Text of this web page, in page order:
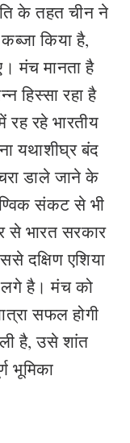
के तहत चीन ने
किया है,
मंच मानता है
हिस्सा रहा है
रहे भारतीय
यथाशीघ्र बंद
डाले जाने के
संकट से भी
से भारत सरकार
दक्षिण एशिया
है। मंच को
सफल होगी
है, उसे शांत
भूमिका